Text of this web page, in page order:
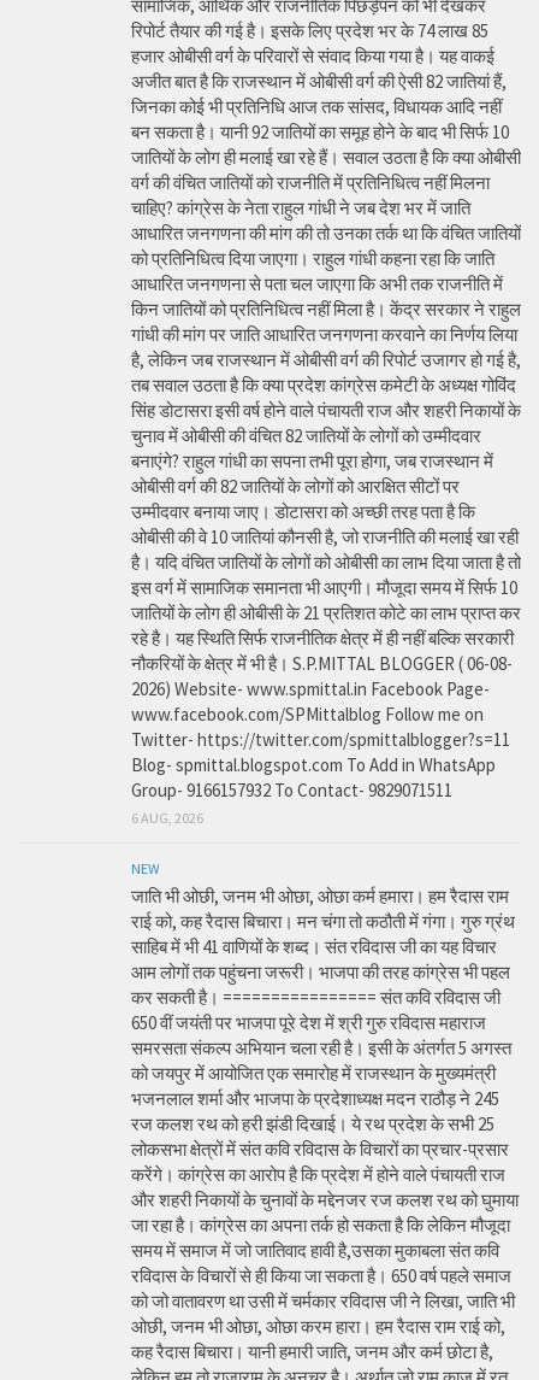
सामाजिक, आर्थिक और राजनीतिक पिछड़ेपन को भी देखकर
रिपोर्ट तैयार की गई है। इसके लिए प्रदेश भर के 74 लाख 85
हजार ओबीसी वर्ग के परिवारों से संवाद किया गया है। यह वाकई
अजीत बात है कि राजस्थान में ओबीसी वर्ग की ऐसी 82 जातियां हैं,
जिनका कोई भी प्रतिनिधि आज तक सांसद, विधायक आदि नहीं
बन सकता है। यानी 92 जातियों का समूह होने के बाद भी सिर्फ 10
जातियों के लोग ही मलाई खा रहे हैं। सवाल उठता है कि क्या ओबीसी
वर्ग की वंचित जातियों को राजनीति में प्रतिनिधित्व नहीं मिलना
चाहिए? कांग्रेस के नेता राहुल गांधी ने जब देश भर में जाति
आधारित जनगणना की मांग की तो उनका तर्क था कि वंचित जातियों
को प्रतिनिधित्व दिया जाएगा। राहुल गांधी कहना रहा कि जाति
आधारित जनगणना से पता चल जाएगा कि अभी तक राजनीति में
किन जातियों को प्रतिनिधित्व नहीं मिला है। केंद्र सरकार ने राहुल
गांधी की मांग पर जाति आधारित जनगणना करवाने का निर्णय लिया
है, लेकिन जब राजस्थान में ओबीसी वर्ग की रिपोर्ट उजागर हो गई है,
तब सवाल उठता है कि क्या प्रदेश कांग्रेस कमेटी के अध्यक्ष गोविंद
सिंह डोटासरा इसी वर्ष होने वाले पंचायती राज और शहरी निकायों के
चुनाव में ओबीसी की वंचित 82 जातियों के लोगों को उम्मीदवार
बनाएंगे? राहुल गांधी का सपना तभी पूरा होगा, जब राजस्थान में
ओबीसी वर्ग की 82 जातियों के लोगों को आरक्षित सीटों पर
उम्मीदवार बनाया जाए। डोटासरा को अच्छी तरह पता है कि
ओबीसी की वे 10 जातियां कौनसी है, जो राजनीति की मलाई खा रही
है। यदि वंचित जातियों के लोगों को ओबीसी का लाभ दिया जाता है तो
इस वर्ग में सामाजिक समानता भी आएगी। मौजूदा समय में सिर्फ 10
जातियों के लोग ही ओबीसी के 21 प्रतिशत कोटे का लाभ प्राप्त कर
रहे है। यह स्थिति सिर्फ राजनीतिक क्षेत्र में ही नहीं बल्कि सरकारी
नौकरियों के क्षेत्र में भी है। S.P.MITTAL BLOGGER ( 06-08-
2026) Website- www.spmittal.in Facebook Page-
www.facebook.com/SPMittalblog Follow me on
Twitter- https://twitter.com/spmittalblogger?s=11
Blog- spmittal.blogspot.com To Add in WhatsApp
Group- 9166157932 To Contact- 9829071511
6 AUG, 2026
NEW
जाति भी ओछी, जनम भी ओछा, ओछा कर्म हमारा। हम रैदास राम
राई को, कह रैदास बिचारा। मन चंगा तो कठौती में गंगा। गुरु ग्रंथ
साहिब में भी 41 वाणियों के शब्द। संत रविदास जी का यह विचार
आम लोगों तक पहुंचना जरूरी। भाजपा की तरह कांग्रेस भी पहल
कर सकती है। ================ संत कवि रविदास जी
650 वीं जयंती पर भाजपा पूरे देश में श्री गुरु रविदास महाराज
समरसता संकल्प अभियान चला रही है। इसी के अंतर्गत 5 अगस्त
को जयपुर में आयोजित एक समारोह में राजस्थान के मुख्यमंत्री
भजनलाल शर्मा और भाजपा के प्रदेशाध्यक्ष मदन राठौड़ ने 245
रज कलश रथ को हरी झंडी दिखाई। ये रथ प्रदेश के सभी 25
लोकसभा क्षेत्रों में संत कवि रविदास के विचारों का प्रचार-प्रसार
करेंगे। कांग्रेस का आरोप है कि प्रदेश में होने वाले पंचायती राज
और शहरी निकायों के चुनावों के मद्देनजर रज कलश रथ को घुमाया
जा रहा है। कांग्रेस का अपना तर्क हो सकता है कि लेकिन मौजूदा
समय में समाज में जो जातिवाद हावी है,उसका मुकाबला संत कवि
रविदास के विचारों से ही किया जा सकता है। 650 वर्ष पहले समाज
को जो वातावरण था उसी में चर्मकार रविदास जी ने लिखा, जाति भी
ओछी, जनम भी ओछा, ओछा करम हारा। हम रैदास राम राई को,
कह रैदास बिचारा। यानी हमारी जाति, जनम और कर्म छोटा है,